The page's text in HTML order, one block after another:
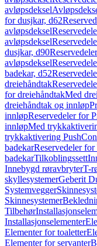
avløpsdeksel
for dusjkar, d62
avløpsdeksel
avløpsdeksel
dusjkar, d90
avløpsdeksel
badekar, d52
dreiehåndtak
for dreiehåndtakMed
dreiehåndtak og innløp
innløpReservedeler for
innløpMed
trykkaktivering
badekarReservedeler
badekarTilkoblingssett
Innebygd røravbryterT-
skyllesystemerGeberit
Systemvegger
Skinnesystemer
Tilbehør
Installasjonselementer
Elementer for toaletter
Elementer for servanter